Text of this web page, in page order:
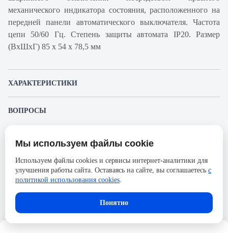
механического индикатора состояния, расположенного на
передней панели автоматического выключателя. Частота
цепи 50/60 Гц. Степень защиты автомата IP20. Размер
(ВхШхГ) 85 х 54 х 78,5 мм
ХАРАКТЕРИСТИКИ
Производитель
Серия
Acti 9
Номинальный ток
Напряжение, В
133
Количество полюсов
ВОПРОСЫ
Пожалуйста, авторизуйтесь, чтобы иметь
возможность оставлять вопросы.
Представленные изображения и характеристики могут отличаться от реального
без предварительного уведомления. Компания АйДистрибьют не несёт
ответственности в случае не соответствия текущей модели товаров фотографиям,
размещённым в карточке товара.
Мы используем файлы cookie
Используем файлы cookies и сервисы интернет-аналитики для
улучшения работы сайта. Оставаясь на сайте, вы соглашаетесь с
политикой использования cookies.
Понятно